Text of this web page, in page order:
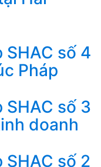
SHAC số 4
Pháp
SHAC số 3
doanh
số 2